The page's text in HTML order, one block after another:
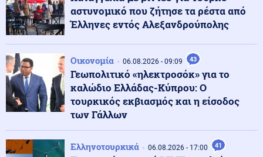
τον Τζιάνι Ινφαντίνο
07.08.2026 - 17:27
Τουρκία: Η αμυντική συμφωνία με τη Σαουδική
Αραβία και το Πακιστάν, δεν στοχεύει κάποια
συγκεκριμένη χώρα
Κόσμος 07.08.2026 - 17:20
Τελεσίγραφο της ισπανικής κυβέρνησης στην Ιταλία:
Άρση των συνοριακών ελέγχων ή αντίμετρα
αστυνομικό που ζήτησε τα ρέστα από
Έλληνες εντός Αλεξανδρούπολης
Οικονομία 06.08.2026 - 09:09 43
Γεωπολιτικό «ηλεκτροσόκ» για το
καλώδιο Ελλάδας-Κύπρου: Ο
τουρκικός εκβιασμός και η είσοδος
των Γάλλων
Ελληνοτουρκικά 06.08.2026 - 17:00 41